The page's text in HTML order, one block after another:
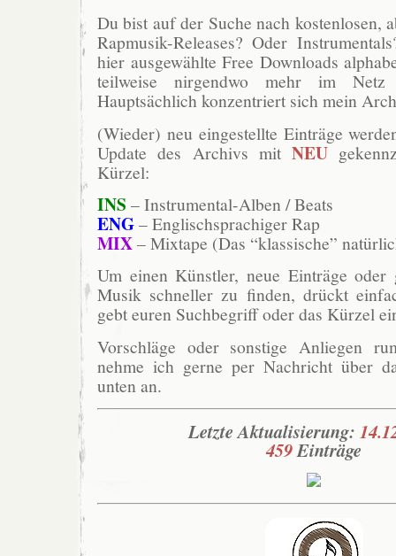
Du bist auf der Suche nach kostenlosen,
Rapmusik-Releases? Oder
hier ausgewählte Free Downloads
teilweise nirgendwo mehr im
Hauptsächlich konzentriert sich mein
(Wieder) neu eingestellte Einträge
Update des Archivs mitNEU
Kürzel:
INS – Instrumental-Alben / Beats
ENG– Englischsprachiger Rap
MIX– Mixtape (Das “klassische”
Um einen Künstler, neue Einträge
Musik schneller zu finden, drückt
gebt euren Suchbegriff oder das Kürzel
Vorschläge oder sonstige Anliegen
nehme ich gerne per Nachricht über
unten an.
Letzte Aktualisierung:
459Einträge